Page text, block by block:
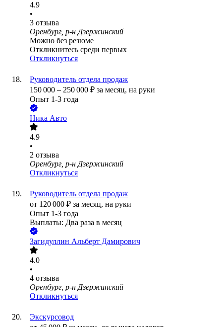
4.9
•
3 отзыва
Оренбург, р-н Дзержинский
Можно без резюме
Откликнитесь среди первых
Откликнуться
Руководитель отдела продаж
150 000 – 250 000 ₽ за месяц, на руки
Опыт 1-3 года
Ника Авто
4.9
•
2 отзыва
Оренбург, р-н Дзержинский
Откликнуться
Руководитель отдела продаж
от 120 000 ₽ за месяц, на руки
Опыт 1-3 года
Выплаты: Два раза в месяц
Загидуллин Альберт Дамирович
4.0
•
4 отзыва
Оренбург, р-н Дзержинский
Откликнуться
Экскурсовод